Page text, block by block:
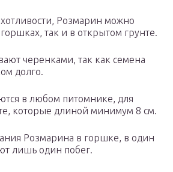
Розмарин можно
так и в открытом грунте.
черенками, так как семена
долго.
в любом питомнике, для
которые длиной минимум 8 см.
Розмарина в горшке, в один
лишь один побег.